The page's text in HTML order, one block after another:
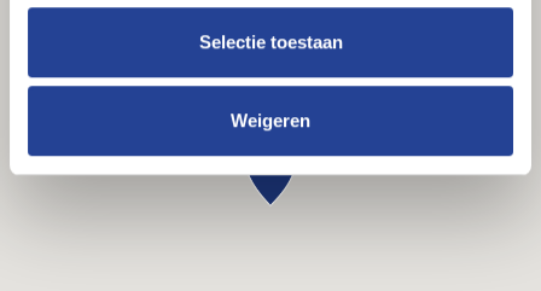
Selectie toestaan
Weigeren